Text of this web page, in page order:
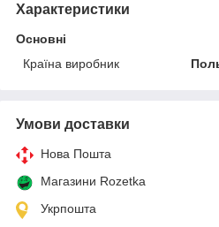
Характеристики
Основні
Країна виробник
Умови доставки
Нова Пошта
Магазини Rozetka
Укрпошта